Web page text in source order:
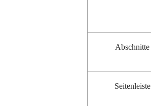
Abschnitte
Seitenleiste